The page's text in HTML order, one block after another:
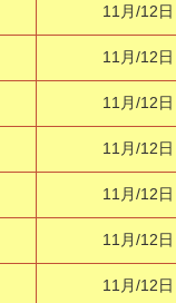
11月/12日
11月/12日
11月/12日
11月/12日
11月/12日
11月/12日
11月/12日